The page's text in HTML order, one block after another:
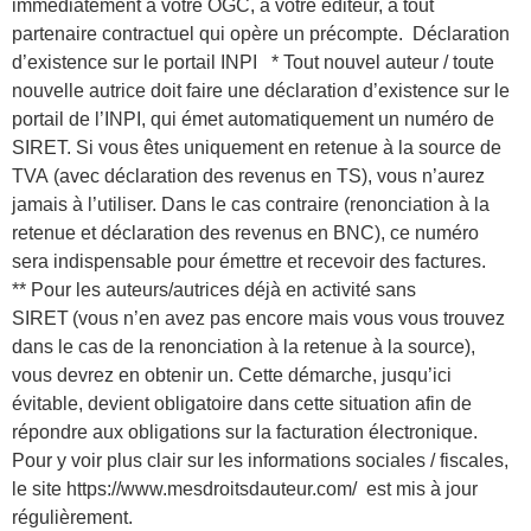
immédiatement à votre OGC, à votre éditeur, à tout
partenaire contractuel qui opère un précompte. Déclaration
d’existence sur le portail INPI * Tout nouvel auteur / toute
nouvelle autrice doit faire une déclaration d’existence sur le
portail de l’INPI, qui émet automatiquement un numéro de
SIRET. Si vous êtes uniquement en retenue à la source de
TVA (avec déclaration des revenus en TS), vous n’aurez
jamais à l’utiliser. Dans le cas contraire (renonciation à la
retenue et déclaration des revenus en BNC), ce numéro
sera indispensable pour émettre et recevoir des factures.
** Pour les auteurs/autrices déjà en activité sans
SIRET (vous n’en avez pas encore mais vous vous trouvez
dans le cas de la renonciation à la retenue à la source),
vous devrez en obtenir un. Cette démarche, jusqu’ici
évitable, devient obligatoire dans cette situation afin de
répondre aux obligations sur la facturation électronique.
Pour y voir plus clair sur les informations sociales / fiscales,
le site https://www.mesdroitsdauteur.com/ est mis à jour
régulièrement.